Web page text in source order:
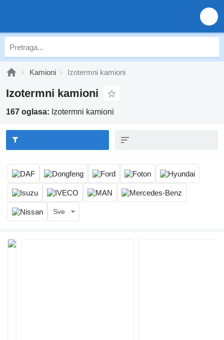
Kamioni Izotermni kamioni
Izotermni kamioni
167 oglasa: Izotermni kamioni
Sve